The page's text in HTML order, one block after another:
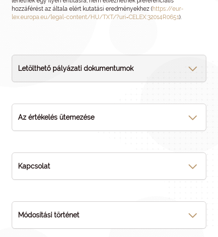
hozzáférést az általa elért kutatási eredményekhez (https://eur-
lex.europa.eu/legal-content/HU/TXT/?uri=CELEX:32014R0651).
Letölthető pályázati dokumentumok
Az értékelés ütemezése
Kapcsolat
Módosítási történet